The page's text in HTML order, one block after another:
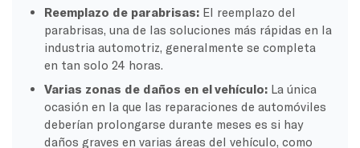
Reemplazo de parabrisas: El reemplazo del
parabrisas, una de las soluciones más rápidas en la
industria automotriz, generalmente se completa
en tan solo 24 horas.
Varias zonas de daños en el vehículo: La única
ocasión en la que las reparaciones de automóviles
deberían prolongarse durante meses es si hay
daños graves en varias áreas del vehículo, como